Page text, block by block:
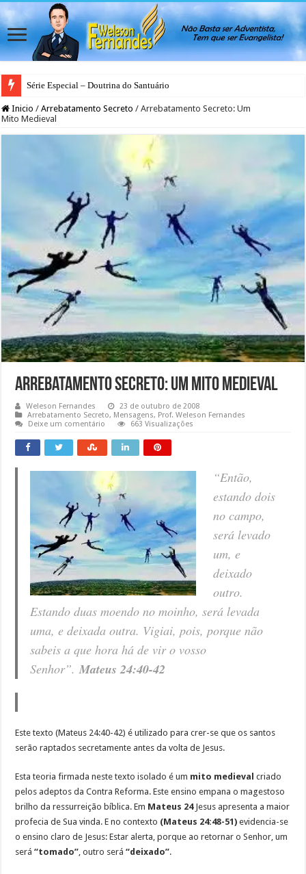
Série Especial – Doutrina do Santuário
Inicio / Arrebatamento Secreto / Arrebatamento Secreto: Um
Mito Medieval
Arrebatamento Secreto: Um Mito Medieval
Weleson Fernandes
23 de outubro de 2008
Arrebatamento Secreto, Mensagens, Prof. Weleson Fernandes
Deixe um comentário
663 Visualizações
“Então,
estando dois
no campo,
será levado
um, e
deixado
outro.
Estando duas moendo no moinho, será levada
uma, e deixada outra. Vigiai, pois, porque não
sabeis a que hora há de vir o vosso
Senhor”.Mateus 24:40-42
Este texto (Mateus 24:40-42) é utilizado para crer-se que os santos
serão raptados secretamente antes da volta de Jesus.
Esta teoria firmada neste texto isolado é um mito medieval criado
pelos adeptos da Contra Reforma. Este ensino empana o magestoso
brilho da ressurreição bíblica. Em Mateus 24Jesus apresenta a maior
profecia de Sua vinda. E no contexto (Mateus 24:48-51) evidencia-se
o ensino claro de Jesus: Estar alerta, porque ao retornar o Senhor, um
será “tomado” , outro será“deixado”.